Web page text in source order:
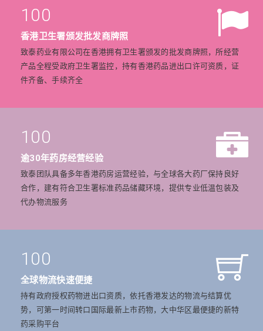
100
香港卫生署颁发批发商牌照
致泰药业有限公司在香港拥有卫生署颁发的批发商牌照，所经营
产品全程受政府卫生署监控，持有香港药品进出口许可资质，证
件齐备、手续齐全
100
逾30年药房经营经验
致泰团队具备多年香港药房运营经验，与全球各大药厂保持良好
合作，建有符合卫生署标准药品储藏环境，提供专业低温包装及
代办物流服务
100
全球物流快速便捷
持有政府授权药物进出口资质，依托香港发达的物流与结算优
势，可第一时间转口国际最新上市药物，大中华区最便捷的新特
药采购平台